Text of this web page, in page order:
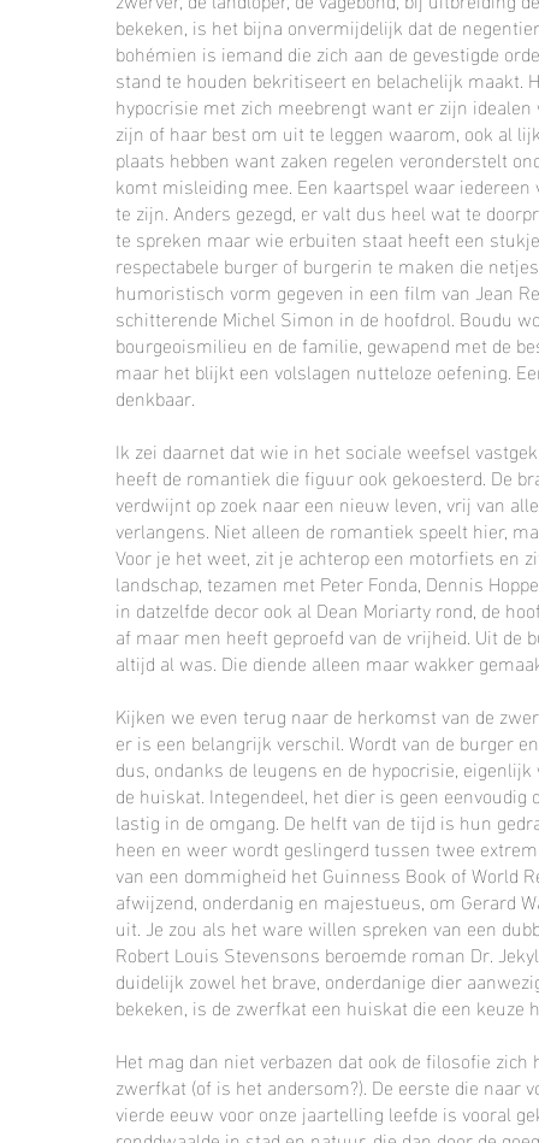
bekeken, is het bijna onvermijdelijk dat de
bohémien is iemand die zich aan de gevestigde
stand te houden bekritiseert en belachelijk maakt.
hypocrisie met zich meebrengt want er zijn
zijn of haar best om uit te leggen waarom, ook al
plaats hebben want zaken regelen veronderstelt
komt misleiding mee. Een kaartspel waar
te zijn. Anders gezegd, er valt dus heel wat te
te spreken maar wie erbuiten staat heeft een
respectabele burger of burgerin te maken die
humoristisch vorm gegeven in een film van Jean
schitterende Michel Simon in de hoofdrol. Boudu
bourgeoismilieu en de familie, gewapend met de
maar het blijkt een volslagen nutteloze oefening.
denkbaar.
Ik zei daarnet dat wie in het sociale weefsel
heeft de romantiek die figuur ook gekoesterd. De
verdwijnt op zoek naar een nieuw leven, vrij van
verlangens. Niet alleen de romantiek speelt hier,
Voor je het weet, zit je achterop een motorfiets en
landschap, tezamen met Peter Fonda, Dennis
in datzelfde decor ook al Dean Moriarty rond, de
af maar men heeft geproefd van de vrijheid. Uit
altijd al was. Die diende alleen maar wakker
Kijken we even terug naar de herkomst van de
er is een belangrijk verschil. Wordt van de burger
dus, ondanks de leugens en de hypocrisie,
de huiskat. Integendeel, het dier is geen
lastig in de omgang. De helft van de tijd is hun
heen en weer wordt geslingerd tussen twee
van een dommigheid het Guinness Book of World
afwijzend, onderdanig en majestueus, om Gerard
uit. Je zou als het ware willen spreken van een
Robert Louis Stevensons beroemde roman Dr.
duidelijk zowel het brave, onderdanige dier
bekeken, is de zwerfkat een huiskat die een
Het mag dan niet verbazen dat ook de filosofie
zwerfkat (of is het andersom?). De eerste die naar
vierde eeuw voor onze jaartelling leefde is vooral